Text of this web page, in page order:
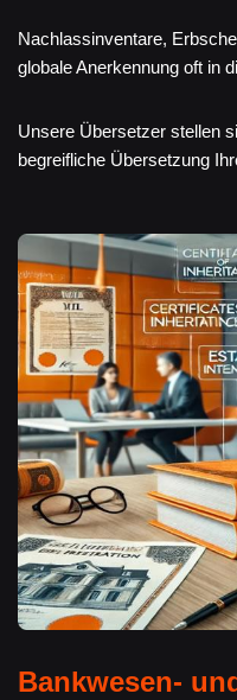
Nachlassinventare,
globale Anerkennung oft in
Unsere Übersetzer stellen
begreifliche Übersetzung
Bankwesen-